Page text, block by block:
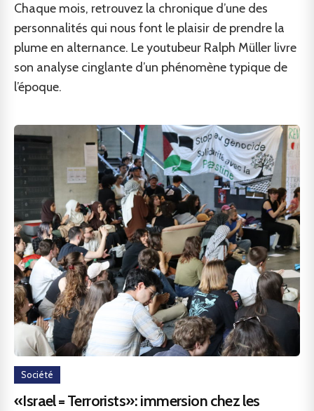
Chaque mois, retrouvez la chronique d’une des
personnalités qui nous font le plaisir de prendre la
plume en alternance. Le youtubeur Ralph Müller livre
son analyse cinglante d’un phénomène typique de
l’époque.
Société
«Israel = Terrorists»: immersion chez les